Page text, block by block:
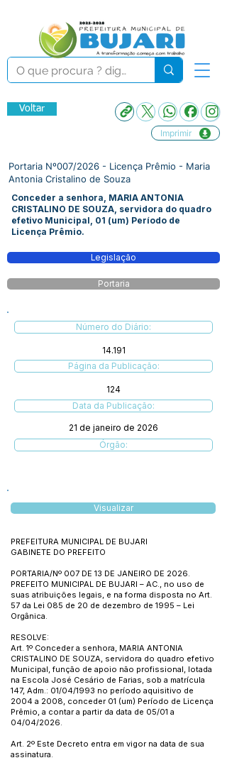
Voltar
Imprimir
Portaria Nº007/2026 - Licença Prêmio - Maria
Antonia Cristalino de Souza
Conceder a senhora, MARIA ANTONIA
CRISTALINO DE SOUZA, servidora do quadro
efetivo Municipal, 01 (um) Período de
Licença Prêmio.
Legislação
Portaria
Número do Diário:
14.191
Página da Publicação:
124
Data da Publicação:
21 de janeiro de 2026
Órgão:
Visualizar
PREFEITURA MUNICIPAL DE BUJARI
GABINETE DO PREFEITO
PORTARIA/Nº 007 DE 13 DE JANEIRO DE 2026.
PREFEITO MUNICIPAL DE BUJARI – AC., no uso de
suas atribuições legais, e na forma disposta no Art.
57 da Lei 085 de 20 de dezembro de 1995 – Lei
Orgânica.
RESOLVE:
Art. 1º Conceder a senhora, MARIA ANTONIA
CRISTALINO DE SOUZA, servidora do quadro efetivo
Municipal, função de apoio não profissional, lotada
na Escola José Cesário de Farias, sob a matrícula
147, Adm.: 01/04/1993 no período aquisitivo de
2004 a 2008, conceder 01 (um) Período de Licença
Prêmio, a contar a partir da data de 05/01 a
04/04/2026.
Art. 2º Este Decreto entra em vigor na data de sua
assinatura.